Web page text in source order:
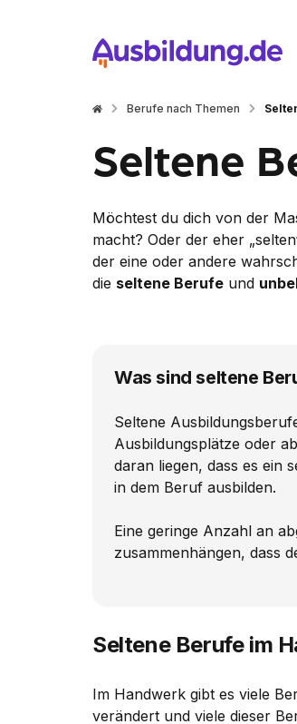
Berufe nach Themen
Seltene
Möchtest du dich von der
macht? Oder der eher
der eine oder andere
die seltene Berufe und
Was sind seltene
Seltene
Ausbildungsplätze oder
daran liegen, dass es ein
in dem Beruf ausbilden.
Eine geringe Anzahl an
zusammenhängen, dass
Seltene Berufe im
Im Handwerk gibt es viele
verändert und viele dieser